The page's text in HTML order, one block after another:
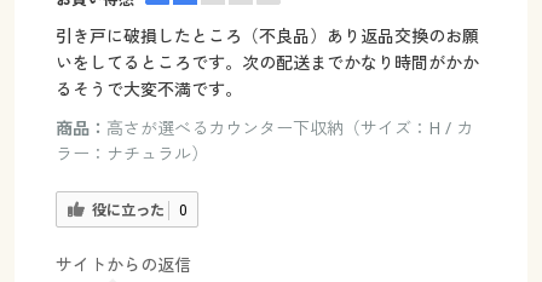
引き戸に破損したところ（不良品）あり返品交換のお願
いをしてるところです。次の配送までかなり時間がかか
るそうで大変不満です。
商品： 高さが選べるカウンター下収納（サイズ：H / カ
ラー：ナチュラル）
役に立った 0
サイトからの返信